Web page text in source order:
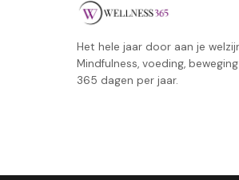
Het hele jaar door aan je
Mindfulness, voeding,
365 dagen per jaar.